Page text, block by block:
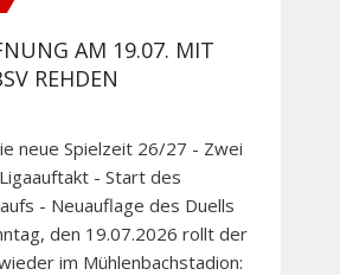
AM 19.07. MIT
REHDEN
neue Spielzeit 26/27 - Zwei
- Start des
- Neuauflage des Duells
den 19.07.2026 rollt der
im Mühlenbachstadion: